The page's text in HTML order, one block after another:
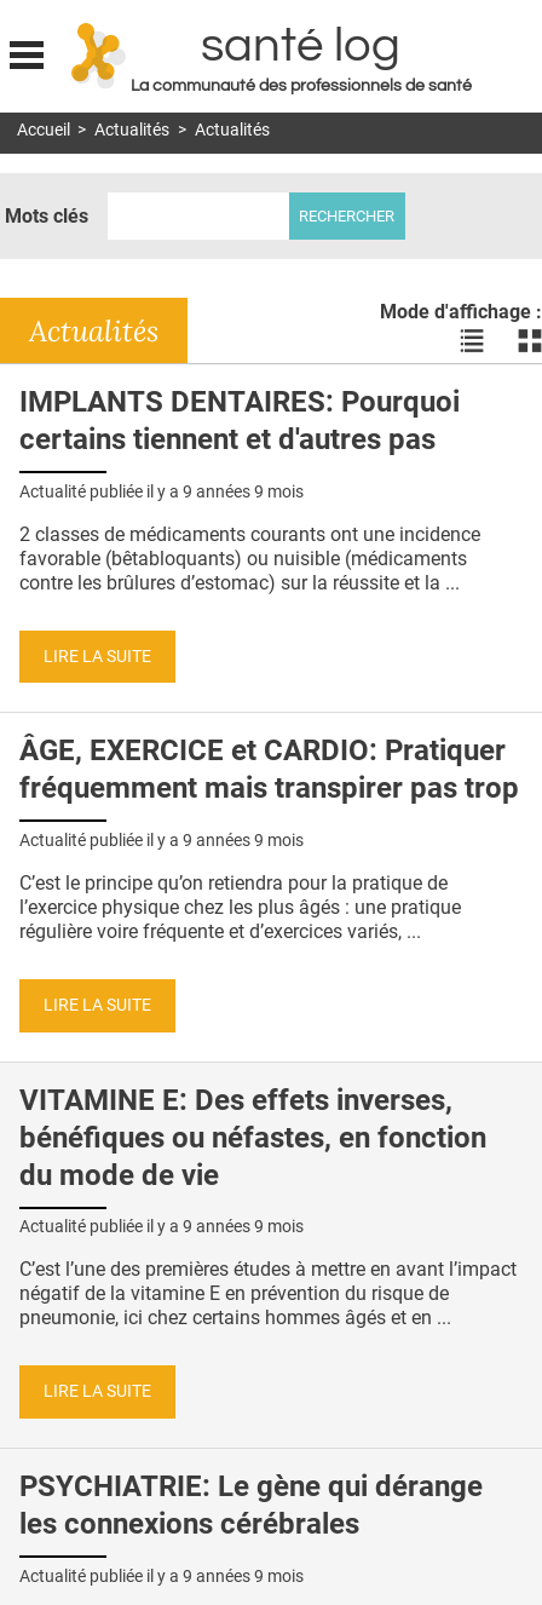
Jump to navigation
santé log
La communauté des professionnels de santé
MON COMPTE
DOSSIERS
RÉSEAUX
E-REVUE SAD
QUI SOMMES-NOUS ?
CONDITIONS GÉNÉRALES
CRÉDITS
Accueil > Actualités > Actualités
Mots clés
Mode d'affichage :
Voir
les
les
Actualités
IMPLANTS DENTAIRES: Pourquoi
certains tiennent et d'autres pas
Actualité publiée il y a 9 années 9 mois
2 classes de médicaments courants ont une incidence
favorable (bêtabloquants) ou nuisible (médicaments
contre les brûlures d’estomac) sur la réussite et la ...
LIRE LA SUITE
ÂGE, EXERCICE et CARDIO: Pratiquer
fréquemment mais transpirer pas trop
Actualité publiée il y a 9 années 9 mois
C’est le principe qu’on retiendra pour la pratique de
l’exercice physique chez les plus âgés : une pratique
régulière voire fréquente et d’exercices variés, ...
LIRE LA SUITE
VITAMINE E: Des effets inverses,
bénéfiques ou néfastes, en fonction
du mode de vie
Actualité publiée il y a 9 années 9 mois
C’est l’une des premières études à mettre en avant l’impact
négatif de la vitamine E en prévention du risque de
pneumonie, ici chez certains hommes âgés et en ...
LIRE LA SUITE
PSYCHIATRIE: Le gène qui dérange
les connexions cérébrales
Actualité publiée il y a 9 années 9 mois